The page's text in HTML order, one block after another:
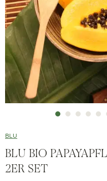
BLU
BLU BIO
2ER SET